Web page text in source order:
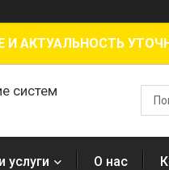
И АКТУАЛЬНОСТЬ
систем
услуги О нас